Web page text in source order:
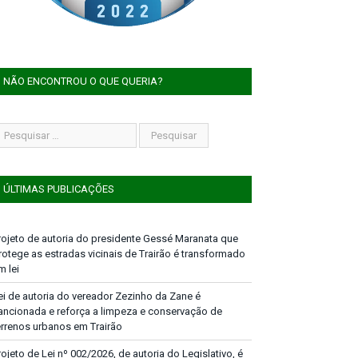
NÃO ENCONTROU O QUE QUERIA?
ÚLTIMAS PUBLICAÇÕES
de autoria do presidente Gessé Maranata que
as estradas vicinais de Trairão é transformado
lei
de autoria do vereador Zezinho da Zane é
e reforça a limpeza e conservação de
urbanos em Trairão
de Lei nº 002/2026, de autoria do Legislativo, é